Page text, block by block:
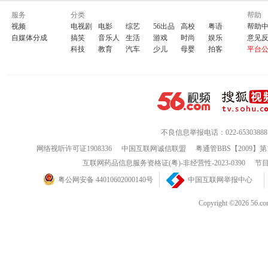
服务
视频
自媒体分成
分类
电视剧
电影 综艺 56出品 高校
粤语
搞笑
音乐人 生活 游戏 时尚
娱乐
科技
教育 汽车 少儿 母婴 拍客
帮助
帮助
意见
平台
不良信息举报电话：022-65303888
网络视听许可证1908336
中国互联网诚信联盟
粤通管BBS【2009】
互联网药品信息服务资格证(粤)-非经营性-2023-0390
节
粤公网安备 44010602000140号
中国互联网举报中心
Copyright ©2026